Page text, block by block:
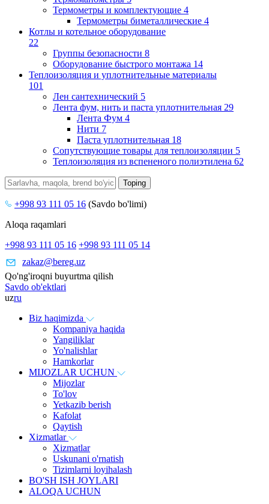
Термометры и комплектующие 4
Термометры биметаллические 4
Котлы и котельное оборудование
22
Группы безопасности 8
Оборудование быстрого монтажа 14
Теплоизоляция и уплотнительные материалы
101
Лен сантехнический 5
Лента фум, нить и паста уплотнительная 29
Лента Фум 4
Нити 7
Паста уплотнительная 18
Сопутствующие товары для теплоизоляции 5
Теплоизоляция из вспененого полиэтилена 62
+998 93 111 05 16 (Savdo bo'limi)
Aloqa raqamlari
+998 93 111 05 16 +998 93 111 05 14
zakaz@bereg.uz
Qo'ng'iroqni buyurtma qilish
Savdo ob'ektlari
uzru
Biz haqimizda
Kompaniya haqida
Yangiliklar
Yo'nalishlar
Hamkorlar
MIJOZLAR UCHUN
Mijozlar
To'lov
Yetkazib berish
Kafolat
Qaytish
Xizmatlar
Xizmatlar
Uskunani o'rnatish
Tizimlarni loyihalash
BO'SH ISH JOYLARI
ALOQA UCHUN